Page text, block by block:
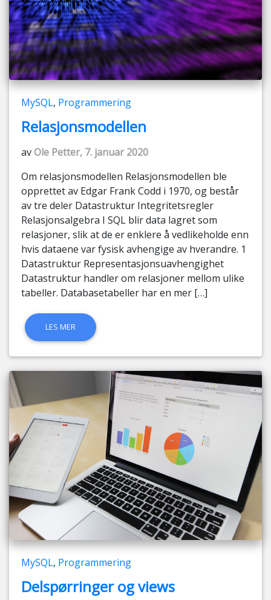
MySQL, Programmering
Relasjonsmodellen
avOle Petter, 7. januar 2020
Om relasjonsmodellen Relasjonsmodellen ble
opprettet av Edgar Frank Codd i 1970, og består
av tre deler Datastruktur Integritetsregler
Relasjonsalgebra I SQL blir data lagret som
relasjoner, slik at de er enklere å vedlikeholde enn
hvis dataene var fysisk avhengige av hverandre. 1
Datastruktur Representasjonsuavhengighet
Datastruktur handler om relasjoner mellom ulike
tabeller. Databasetabeller har en mer […]
LES MER
MySQL, Programmering
Delspørringer og views